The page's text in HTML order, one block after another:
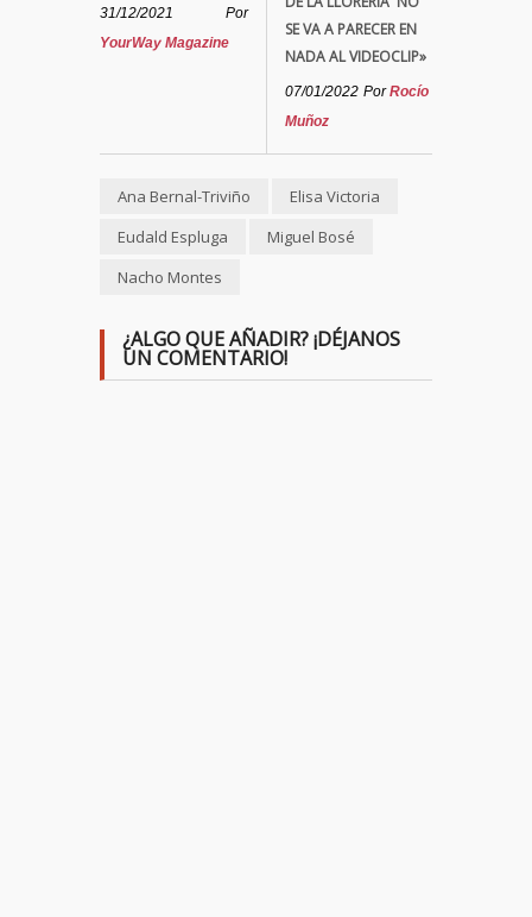
31/12/2021
Por
YourWay Magazine
SE VA A PARECER EN
NADA AL VIDEOCLIP»
07/01/2022 PorRocío
Muñoz
Ana Bernal-Triviño
Elisa Victoria
Eudald Espluga
Miguel Bosé
Nacho Montes
¿ALGO QUE AÑADIR? ¡DÉJANOS
UN COMENTARIO!